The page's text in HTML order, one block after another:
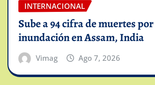
INTERNACIONAL
Sube a 94 cifra de muertes por
inundación en Assam, India
Vimag Ago 7, 2026